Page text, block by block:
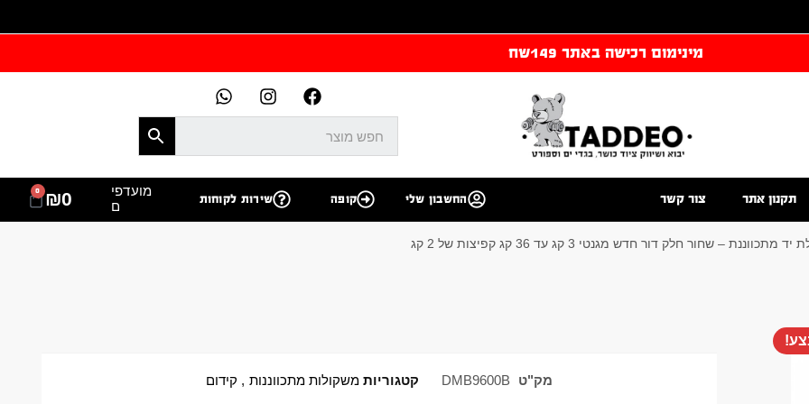
מינימום רכישה באתר 149שח
תקנון אתר צור קשר החשבון שלי קופה שירות לקוחות
מועדפי
ם
₪0
0
מתכווננת – שחור חלק דור חדש מגנטי 3 קג עד 36 קג קפיצות של 2 קג
מק"ט DMB9600B קטגוריות משקולות מתכווננות , קידום